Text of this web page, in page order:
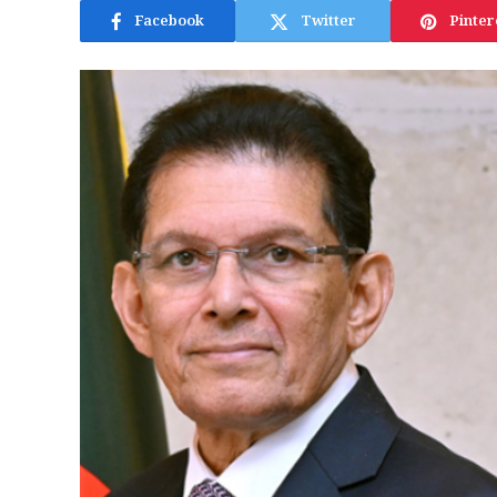
Facebook Twitter